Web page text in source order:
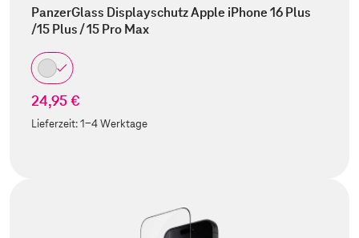
PanzerGlass Displayschutz Apple iPhone 16 Plus
/15 Plus / 15 Pro Max
24,95 €
Lieferzeit:1-4 Werktage